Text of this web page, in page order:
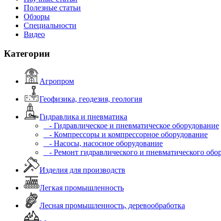
Полезные статьи
Обзоры
Специальности
Видео
Категории
Агропром
Геофизика, геодезия, геология
Гидравлика и пневматика
- Гидравлическое и пневматическое оборудование
- Компрессоры и компрессорное оборудование
- Насосы, насосное оборудование
- Ремонт гидравлического и пневматического
Изделия для производств
Легкая промышленность
Лесная промышленность, деревообработка